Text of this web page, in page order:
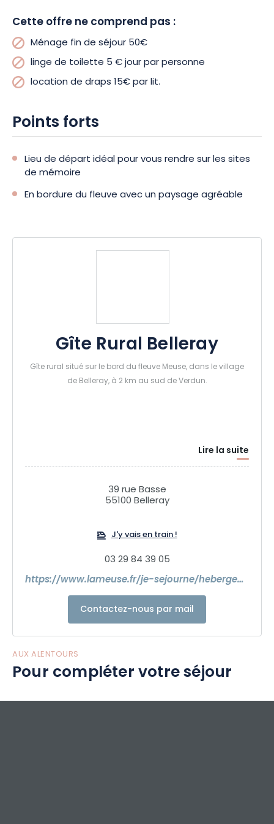
Cette offre ne comprend pas :
Ménage fin de séjour 50€
linge de toilette 5 € jour par personne
location de draps 15€ par lit.
Points forts
Lieu de départ idéal pour vous rendre sur les sites
de mémoire
En bordure du fleuve avec un paysage agréable
Gîte Rural Belleray
Gîte rural situé sur le bord du fleuve Meuse, dans le village
de Belleray, à 2 km au sud de Verdun.
Lire la suite
39 rue Basse
55100 Belleray
J'y vais en train !
03 29 84 39 05
https://www.lameuse.fr/je-sejourne/hebergements-meuse/location-de-vacances/p/gite-de-belleray-belleray
Contactez-nous par mail
AUX ALENTOURS
Pour compléter votre séjour